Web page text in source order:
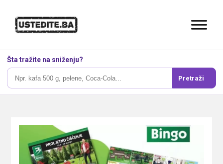
Šta tražite na sniženju?
Pretraži